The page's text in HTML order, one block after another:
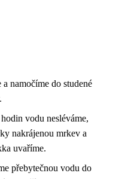
namočíme do studené
vodu nesléváme,
nakrájenou mrkev a
uvaříme.
přebytečnou vodu do